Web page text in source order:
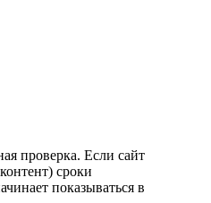
проверка. Если сайт
сроки
показываться в